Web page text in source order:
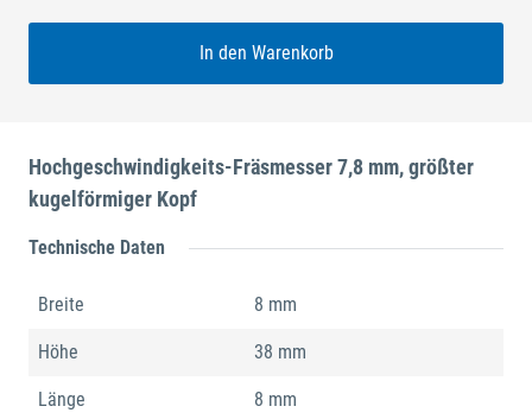
In den Warenkorb
Hochgeschwindigkeits-Fräsmesser 7,8 mm, größter
kugelförmiger Kopf
Technische Daten
Breite 8 mm
Höhe 38 mm
Länge 8 mm